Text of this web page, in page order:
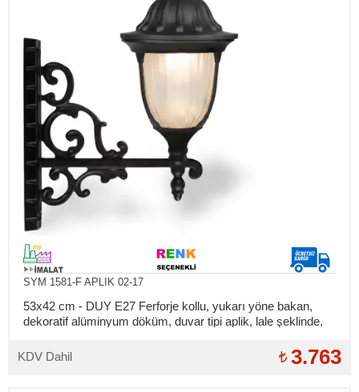
SYM 1581-F APLIK 02-17
53x42 cm - DUY E27 Ferforje kollu, yukarı yöne bakan,
dekoratif alüminyum döküm, duvar tipi aplik, lale şeklinde,
KDV Dahil
3.763